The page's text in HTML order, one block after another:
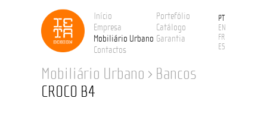
Início
Portefólio
Empresa
Catálogo
Mobiliário Urbano Garantia
Contactos
Mobiliário Urbano › Bancos
CROCO B4
PT
EN
FR
ES